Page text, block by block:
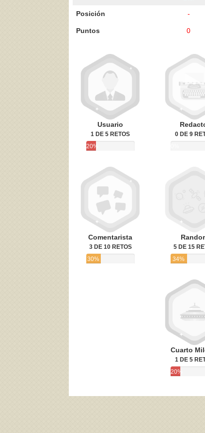
Acepto losTérminos de uso Política
Posición -
Puntos 0
Usuario
1 DE 5 RETOS
20%
0 DE 9
Comentarista
3 DE 10 RETOS
30%
5 DE 15
34%
Cuarto
1 DE 5
20%